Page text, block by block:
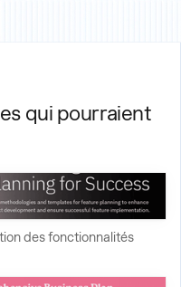
qui pourraient
des fonctionnalités